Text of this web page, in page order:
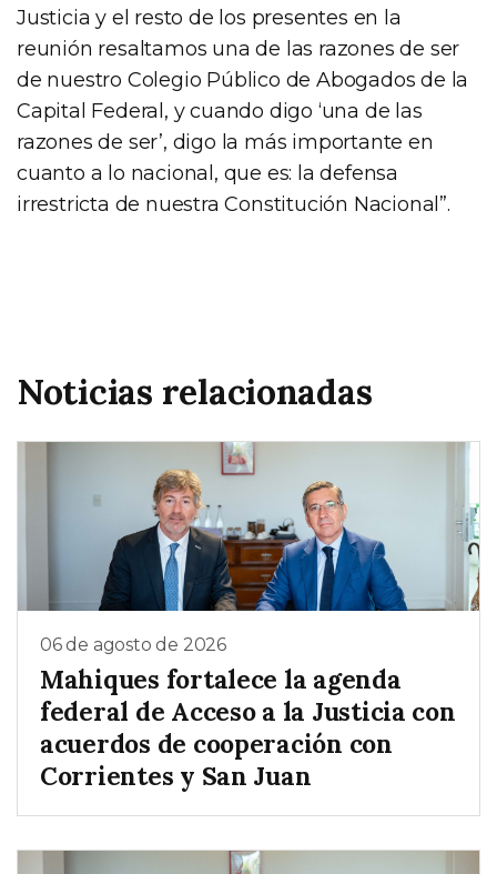
Justicia y el resto de los presentes en la
reunión resaltamos una de las razones de ser
de nuestro Colegio Público de Abogados de la
Capital Federal, y cuando digo ‘una de las
razones de ser’, digo la más importante en
cuanto a lo nacional, que es: la defensa
irrestricta de nuestra Constitución Nacional”.
Noticias relacionadas
06 de agosto de 2026
Mahiques fortalece la agenda
federal de Acceso a la Justicia con
acuerdos de cooperación con
Corrientes y San Juan